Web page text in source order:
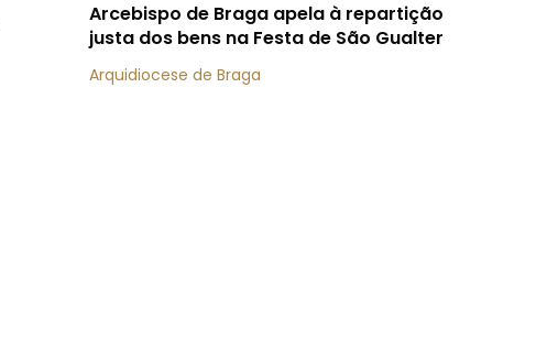
Arcebispo de Braga apela à repartição
justa dos bens na Festa de São Gualter
Arquidiocese de Braga